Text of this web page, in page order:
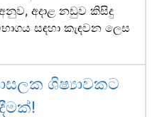
අදාළ නඩුව කිසිදු
සඳහා කැඳවන ලෙස
ශිෂ්‍යාවකට